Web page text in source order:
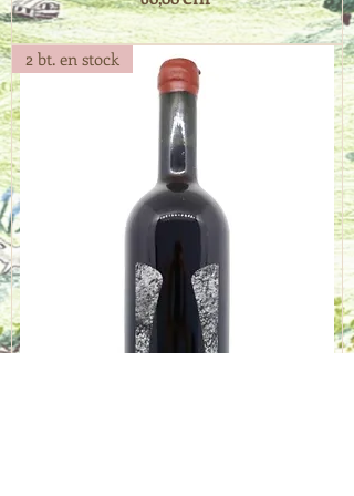
2 bt. en stock